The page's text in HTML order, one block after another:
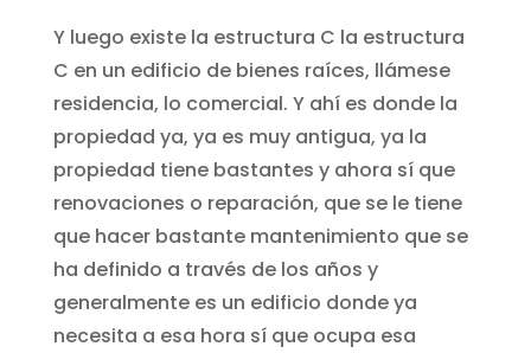
Y luego existe la estructura C la estructura
C en un edificio de bienes raíces, llámese
residencia, lo comercial. Y ahí es donde la
propiedad ya, ya es muy antigua, ya la
propiedad tiene bastantes y ahora sí que
renovaciones o reparación, que se le tiene
que hacer bastante mantenimiento que se
ha definido a través de los años y
generalmente es un edificio donde ya
necesita a esa hora sí que ocupa esa